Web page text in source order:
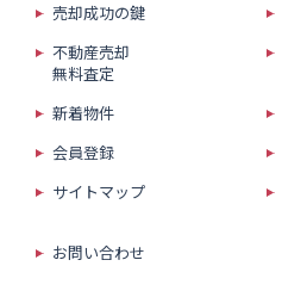
売却成功の鍵
不動産売却
無料査定
新着物件
会員登録
サイトマップ
お問い合わせ